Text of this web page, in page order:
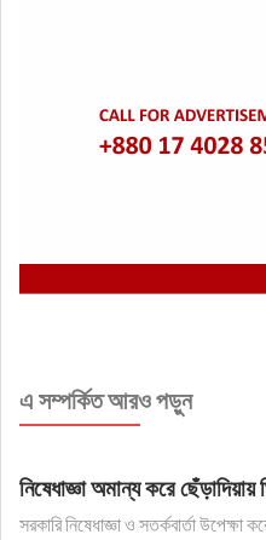
এ সম্পর্কিত আরও পড়ুন
নিষেধাজ্ঞা অমান্য করে ছেঁড়াদিয়ায়
সরকারি নিষেধাজ্ঞা ও সতর্কবার্তা উপেক্ষা